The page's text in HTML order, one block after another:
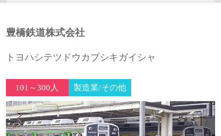
豊橋鉄道株式会社
トヨハシテツドウカブシキガイシャ
101～300人 製造業/その他